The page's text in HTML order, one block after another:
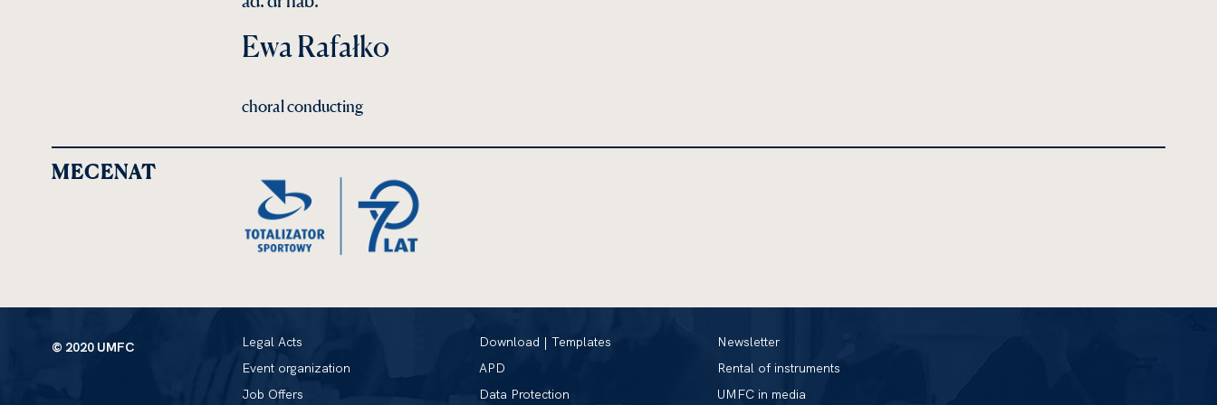
Ewa Rafałko
choral conducting
MECENAT
© 2020 UMFC
Legal Acts
Event organization
Job Offers
Download | Templates
APD
Data Protection
Newsletter
Rental of instruments
UMFC in media